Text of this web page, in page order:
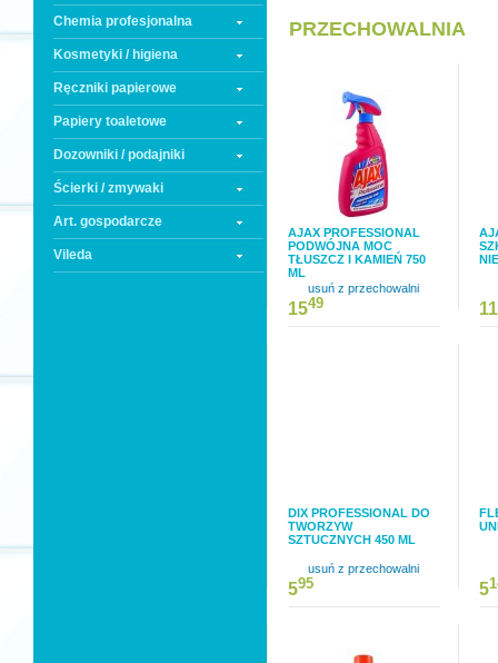
Chemia profesjonalna
Kosmetyki / higiena
Ręczniki papierowe
Papiery toaletowe
Dozowniki / podajniki
Ścierki / zmywaki
Art. gospodarcze
Vileda
PRZECHOWALNIA
AJAX PROFESSIONAL
PODWÓJNA MOC
TŁUSZCZ I KAMIEŃ 750
ML
usuń z przechowalni
1549 11
DIX PROFESSIONAL DO
TWORZYW
SZTUCZNYCH 450 ML
usuń z przechowalni
595 5